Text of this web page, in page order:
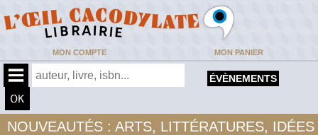
MON COMPTE MON PANIER
ÉVÈNEMENTS
NOUVEAUTÉS : ARTS, LITTÉRATURES, IDÉES